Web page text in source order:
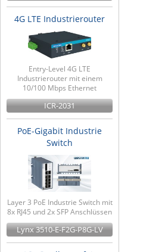
4G LTE Industrierouter
Entry-Level 4G LTE
Industrierouter mit einem
10/100 Mbps Ethernet
ICR-2031
PoE-Gigabit Industrie
Switch
Layer 3 PoE Industrie Switch mit
8x RJ45 und 2x SFP Anschlüssen
Lynx 3510-E-F2G-P8G-LV